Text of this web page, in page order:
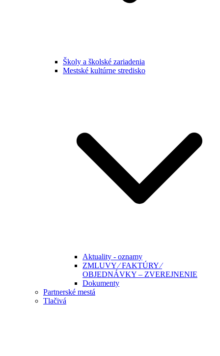
Školy a školské zariadenia
Mestské kultúrne stredisko
Aktuality - oznamy
ZMLUVY ⁄ FAKTÚRY ⁄
OBJEDNÁVKY – ZVEREJNENIE
Dokumenty
Partnerské mestá
Tlačivá